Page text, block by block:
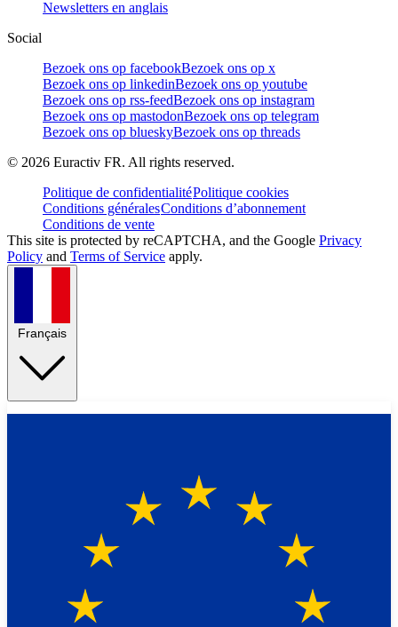
Newsletters en anglais
Social
Bezoek ons op facebookBezoek ons op x
Bezoek ons op linkedinBezoek ons op youtube
Bezoek ons op rss-feedBezoek ons op instagram
Bezoek ons op mastodonBezoek ons op telegram
Bezoek ons op blueskyBezoek ons op threads
© 2026 Euractiv FR. All rights reserved.
Politique de confidentialitéPolitique cookies
Conditions généralesConditions d’abonnement
Conditions de vente
This site is protected by reCAPTCHA, and the Google Privacy
Policy and Terms of Service apply.
Français